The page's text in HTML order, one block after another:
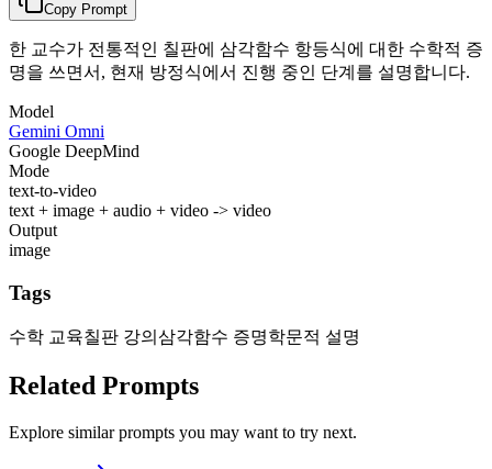
Copy Prompt
한 교수가 전통적인 칠판에 삼각함수 항등식에 대한 수학적 증
명을 쓰면서, 현재 방정식에서 진행 중인 단계를 설명합니다.
Model
Gemini Omni
Google DeepMind
Mode
text-to-video
text + image + audio + video -> video
Output
image
Tags
수학 교육칠판 강의 삼각함수 증명학문적 설명
Related Prompts
Explore similar prompts you may want to try next.